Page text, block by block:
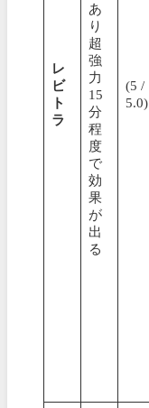
レ
ビ
ト
ラ
あ
り
超
強
力
15
分
程
度
で
効
果
が
出
る
(5 /
5.0)